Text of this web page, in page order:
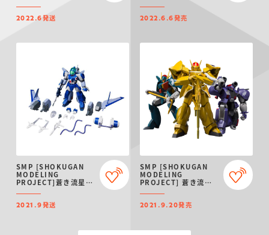
ナー&ザカール V-MAX
発動ver.セット【プレ
2022.6発送 2022.6.6発売
SMP [SHOKUGAN
MODELING
PROJECT]蒼き流星
SPTレイズナー レイ
ズナー(設定画ver.)＆
バックパックセット
2021.9発送
SMP [SHOKUGAN
MODELING
PROJECT] 蒼き流星
SPTレイズナー Vol.2
2021.9.20発売